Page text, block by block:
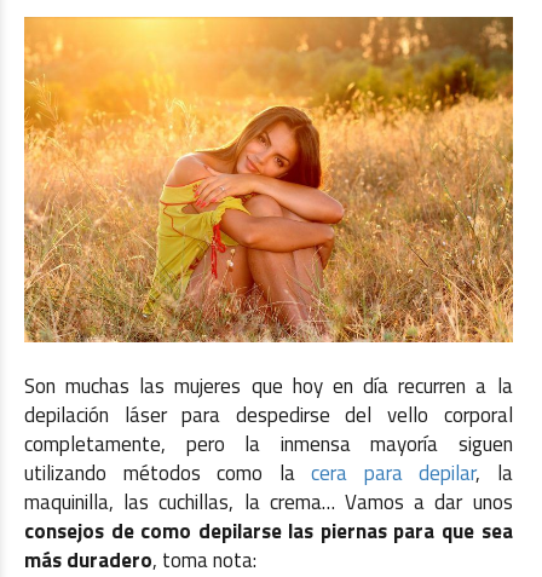
Son muchas las mujeres que hoy en día recurren a la
depilación láser para despedirse del vello corporal
completamente, pero la inmensa mayoría siguen
utilizando métodos como lacera para depilar, la
maquinilla, las cuchillas, la crema… Vamos a dar unos
consejos de como depilarse las piernas para que sea
más duradero, toma nota: